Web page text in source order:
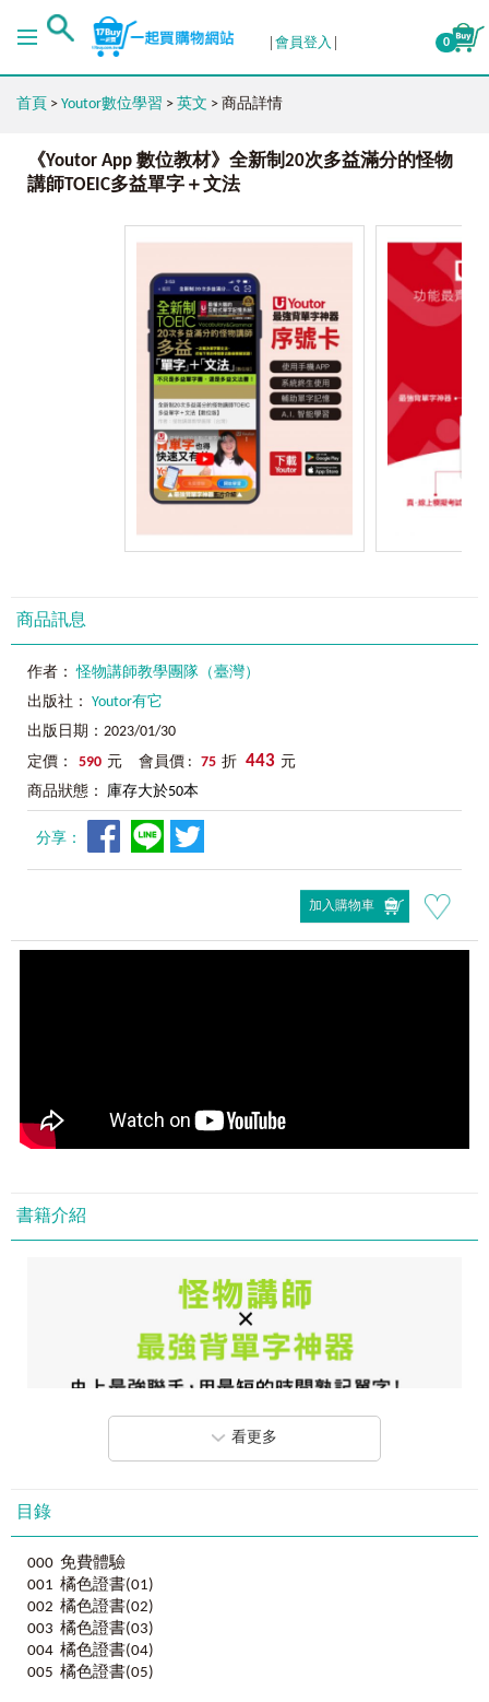
會員登入 0
首頁 > Youtor數位學習 > 英文 > 商品詳情
《Youtor App 數位教材》全新制20次多益滿分的怪物
講師TOEIC多益單字＋文法
商品訊息
作者：怪物講師教學團隊（臺灣）
出版社： Youtor有它
出版日期：2023/01/30
定價：
590 元 會員價 : 75 折 443 元
商品狀態： 庫存大於50本
分享：
加入購物車
書籍介紹
看更多
目錄
000 免費體驗
001 橘色證書(01)
002 橘色證書(02)
003 橘色證書(03)
004 橘色證書(04)
005 橘色證書(05)